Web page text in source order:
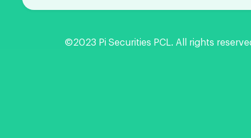
©2023 Pi Securities PCL. All rights